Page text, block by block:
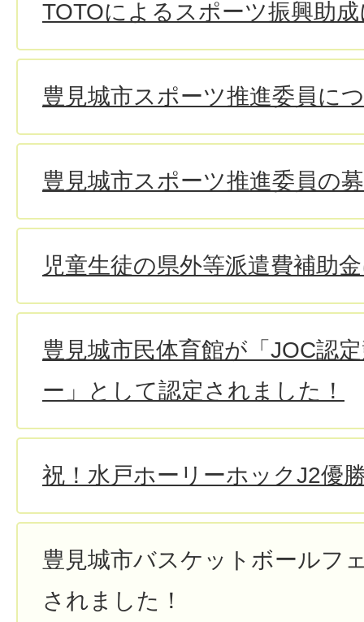
TOTOによるスポーツ振興助
豊見城市スポーツ推進委員に
豊見城市スポーツ推進委員の
児童生徒の県外等派遣費補助
豊見城市民体育館が「JOC認
ー」として認定されました！
祝！水戸ホーリーホックJ2優
豊見城市バスケットボールフ
されました！